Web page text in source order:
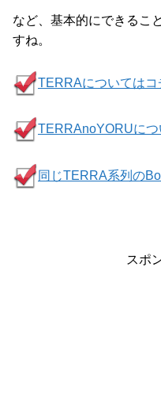
など、基本的にできるこ
すね。
TERRAについてはコ
TERRAnoYORUにつ
同じTERRA系列の
スポ